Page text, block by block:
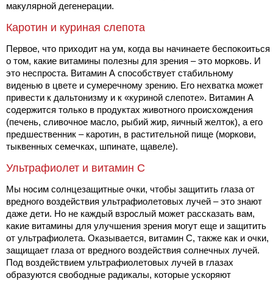
макулярной дегенерации.
Каротин и куриная слепота
Первое, что приходит на ум, когда вы начинаете беспокоиться
о том, какие витамины полезны для зрения – это морковь. И
это неспроста. Витамин А способствует стабильному
виденью в цвете и сумеречному зрению. Его нехватка может
привести к дальтонизму и к «куриной слепоте». Витамин А
содержится только в продуктах животного происхождения
(печень, сливочное масло, рыбий жир, яичный желток), а его
предшественник – каротин, в растительной пище (моркови,
тыквенных семечках, шпинате, щавеле).
Ультрафиолет и витамин С
Мы носим солнцезащитные очки, чтобы защитить глаза от
вредного воздействия ультрафиолетовых лучей – это знают
даже дети. Но не каждый взрослый может рассказать вам,
какие витамины для улучшения зрения могут еще и защитить
от ультрафиолета. Оказывается, витамин С, также как и очки,
защищает глаза от вредного воздействия солнечных лучей.
Под воздействием ультрафиолетовых лучей в глазах
образуются свободные радикалы, которые ускоряют